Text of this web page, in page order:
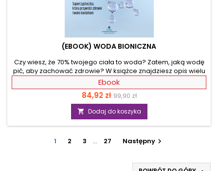
(EBOOK) WODA BIONICZNA
Czy wiesz, że 70% twojego ciała to woda? Zatem, jaką wodę
pić, aby zachować zdrowie? W książce znajdziesz opis wielu
wód, a w szczególności wody bionicznej, wody z lodowca i
wody alkalicznej. Ich właściwości mogą przyczynić się do
pokonania wielu chorób, nawet chorób
autoimmunologicznych. Woda wpływa na oczyszczanie
organizmu, odzyskanie odporności i wzmocnienie
organizmu. W książce znajdziesz terapie naturalne z
cię zaskoczyć. Wodę możesz...
Ebook
Cena
84,92 zł Cena
podstawowa
99,90 zł
 Dodaj do koszyka
1 2 3 … 27 Następny 